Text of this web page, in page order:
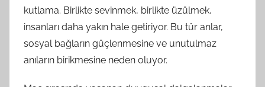
kutlama. Birlikte sevinmek, birlikte üzülmek,
insanları daha yakın hale getiriyor. Bu tür anlar,
sosyal bağların güçlenmesine ve unutulmaz
anıların birikmesine neden oluyor.